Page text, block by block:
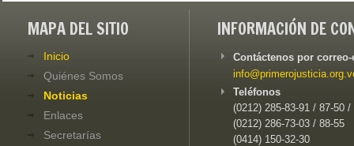
MAPA DEL SITIO
Inicio
Quiénes Somos
Noticias
Enlaces
Secretarías
INFORMACIÓN DE
Contáctenos por
Teléfonos
(0212) 285-83-91 / 87-50 /
(0212) 286-73-03 / 88-55
(0414) 150-32-30